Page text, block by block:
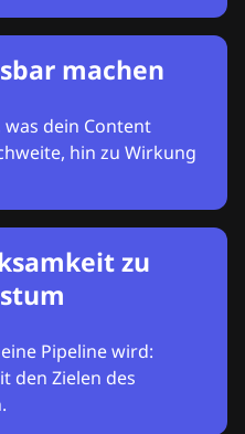
machen
dein Content
hin zu Wirkung
zu
Pipeline wird:
den Zielen des